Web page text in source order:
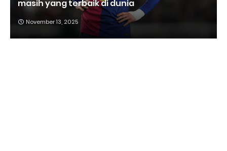
masih yang terbaik di dunia
November 13, 2025